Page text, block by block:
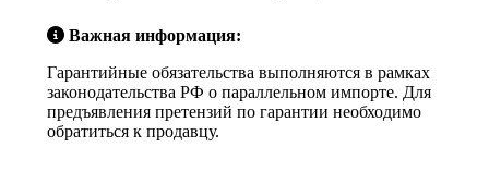
Важная информация:
Гарантийные обязательства выполняются в рамках
законодательства РФ о параллельном импорте. Для
предъявления претензий по гарантии необходимо
обратиться к продавцу.